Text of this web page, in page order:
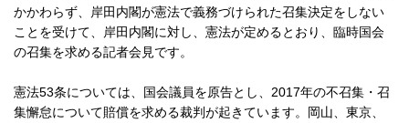
かかわらず、岸田内閣が憲法で義務づけられた召集決定をしない
ことを受けて、岸田内閣に対し、憲法が定めるとおり、臨時国会
の召集を求める記者会見です。
憲法53条については、国会議員を原告とし、2017年の不召集・召
集懈怠について賠償を求める裁判が起きています。岡山、東京、